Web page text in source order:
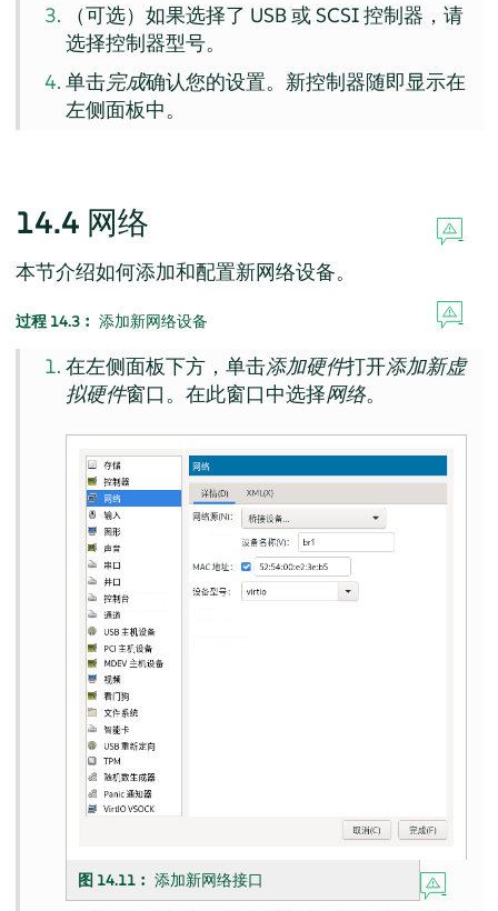
（可选）如果选择了 USB 或 SCSI 控制器，请
选择控制器型号。
单击完成确认您的设置。新控制器随即显示在
左侧面板中。
14.4 网络
本节介绍如何添加和配置新网络设备。
过程 14.3︰ 添加新网络设备
在左侧面板下方，单击添加硬件打开添加新虚
拟硬件窗口。在此窗口中选择网络。
图 14.11︰添加新网络接口